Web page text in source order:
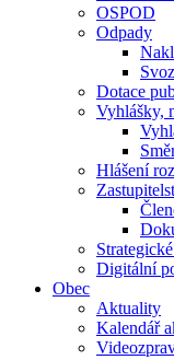
OSPOD
Odpady
Dotace
Vyhlášky,
Hlášení
Digitální
Obec
Aktuality
Kalendář